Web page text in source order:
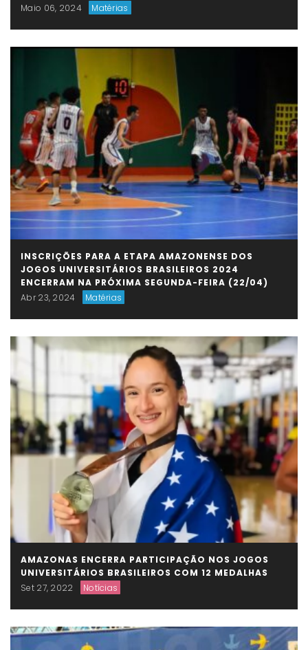
Maio 06, 2024
Matérias
INSCRIÇÕES PARA A ETAPA AMAZONENSE DOS
JOGOS UNIVERSITÁRIOS BRASILEIROS 2024
ENCERRAM NA PRÓXIMA SEGUNDA-FEIRA (22/04)
Abr 23, 2024
Matérias
AMAZONAS ENCERRA PARTICIPAÇÃO NOS JOGOS
UNIVERSITÁRIOS BRASILEIROS COM 12 MEDALHAS
Set 27, 2022
Notícias